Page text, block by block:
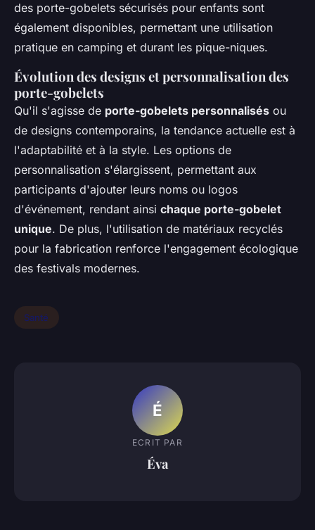
des porte-gobelets sécurisés pour enfants sont
également disponibles, permettant une utilisation
pratique en camping et durant les pique-niques.
Évolution des designs et personnalisation des
porte-gobelets
Qu'il s'agisse de porte-gobelets personnalisés ou
de designs contemporains, la tendance actuelle est à
l'adaptabilité et à la style. Les options de
personnalisation s'élargissent, permettant aux
participants d'ajouter leurs noms ou logos
d'événement, rendant ainsi chaque porte-gobelet
unique. De plus, l'utilisation de matériaux recyclés
pour la fabrication renforce l'engagement écologique
des festivals modernes.
Santé
É
ECRIT PAR
Éva